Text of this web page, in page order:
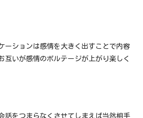
ーションは感情を大きく出すことで内容
互いが感情のボルテージが上がり楽しく
話をつまらなくさせてしまえば当然相手